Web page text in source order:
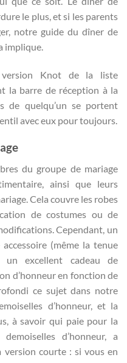
le plus, et si les parents
notre guide du dîner de
implique.
Knot de la liste
la barre de réception à la
de quelqu’un se portent
avec eux pour toujours.
du groupe de mariage
ainsi que leurs
Cela couvre les robes
de costumes ou de
Cependant, un
(même la tenue
excellent cadeau de
d’honneur en fonction de
ce sujet dans notre
d’honneur, et la
à savoir qui paie pour la
d’honneur, a
version courte : si vous en